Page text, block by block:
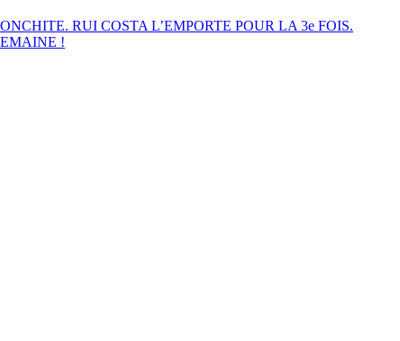
RUI COSTA L’EMPORTE POUR LA 3e FOIS.
!